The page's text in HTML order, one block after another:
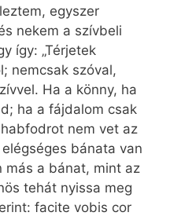
egyszer
nekem a szívbeli
így: „Térjetek
nemcsak szóval,
Ha a könny, ha
ha a fájdalom csak
nem vet az
bánata van
más a bánat, mint az
tehát nyissa meg
facite vobis cor